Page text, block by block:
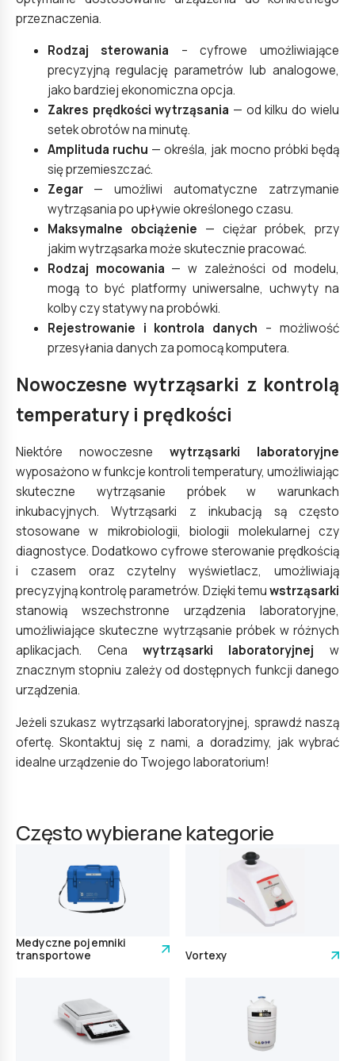
przeznaczenia.
Rodzaj sterowania – cyfrowe umożliwiające
precyzyjną regulację parametrów lub analogowe,
jako bardziej ekonomiczna opcja.
Zakres prędkości wytrząsania — od kilku do wielu
setek obrotów na minutę.
Amplituda ruchu — określa, jak mocno próbki będą
się przemieszczać.
Zegar — umożliwi automatyczne zatrzymanie
wytrząsania po upływie określonego czasu.
Maksymalne obciążenie — ciężar próbek, przy
jakim wytrząsarka może skutecznie pracować.
Rodzaj mocowania — w zależności od modelu,
mogą to być platformy uniwersalne, uchwyty na
kolby czy statywy na probówki.
Rejestrowanie i kontrola danych – możliwość
przesyłania danych za pomocą komputera.
Nowoczesne wytrząsarki z kontrolą
temperatury i prędkości
Niektóre nowoczesne wytrząsarki laboratoryjne
wyposażono w funkcje kontroli temperatury, umożliwiając
skuteczne wytrząsanie próbek w warunkach
inkubacyjnych. Wytrząsarki z inkubacją są często
stosowane w mikrobiologii, biologii molekularnej czy
diagnostyce. Dodatkowo cyfrowe sterowanie prędkością
i czasem oraz czytelny wyświetlacz, umożliwiają
precyzyjną kontrolę parametrów. Dzięki temuwstrząsarki
stanowią wszechstronne urządzenia laboratoryjne,
umożliwiające skuteczne wytrząsanie próbek w różnych
aplikacjach. Cena wytrząsarki laboratoryjnej w
znacznym stopniu zależy od dostępnych funkcji danego
urządzenia.
Jeżeli szukasz wytrząsarki laboratoryjnej, sprawdź naszą
ofertę. Skontaktuj się z nami, a doradzimy, jak wybrać
idealne urządzenie do Twojego laboratorium!
Często wybierane kategorie
Medyczne pojemniki
transportowe
Vortexy